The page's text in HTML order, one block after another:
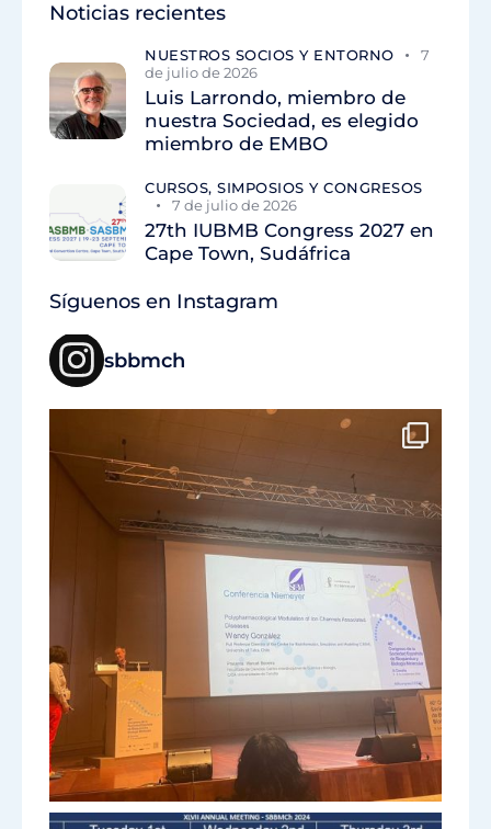
Noticias recientes
NUESTROS SOCIOS Y ENTORNO
7
de julio de 2026
Luis Larrondo, miembro de
nuestra Sociedad, es elegido
miembro de EMBO
CURSOS, SIMPOSIOS Y CONGRESOS
7 de julio de 2026
27th IUBMB Congress 2027 en
Cape Town, Sudáfrica
Síguenos en Instagram
sbbmch